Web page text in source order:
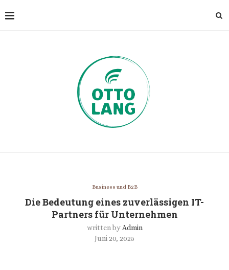
Business und B2B
Die Bedeutung eines zuverlässigen IT-
Partners für Unternehmen
written by Admin
Juni 20, 2025